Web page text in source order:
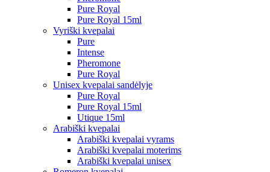
Pure Royal
Pure Royal 15ml
Vyriški kvepalai
Pure
Intense
Pheromone
Pure Royal
Unisex kvepalai sandėlyje
Pure Royal
Pure Royal 15ml
Utique 15ml
Arabiški kvepalai
Arabiški kvepalai vyrams
Arabiški kvepalai moterims
Arabiški kvepalai unisex